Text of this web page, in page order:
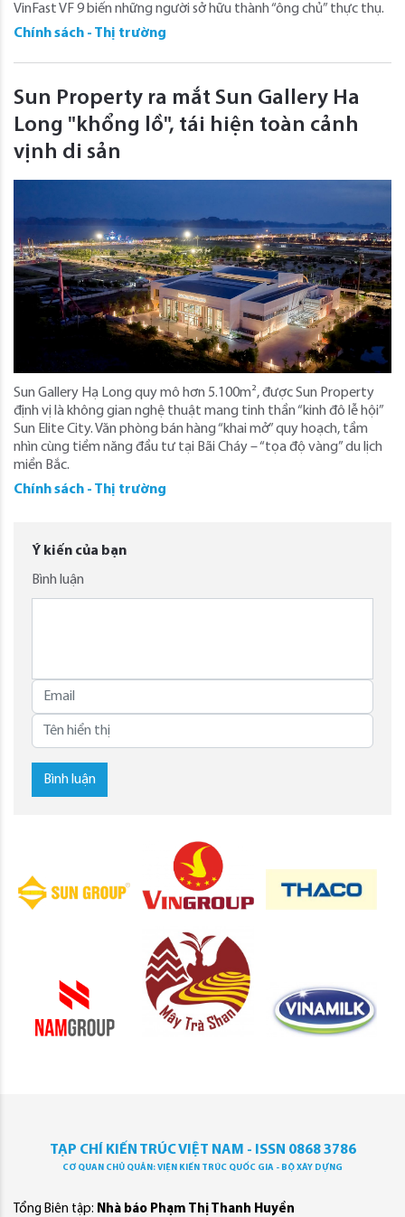
VinFast VF 9 biến những người sở hữu thành “ông chủ” thực thụ.
Chính sách - Thị trường
Sun Property ra mắt Sun Gallery Ha
Long "khổng lồ", tái hiện toàn cảnh
vịnh di sản
Sun Gallery Hạ Long quy mô hơn 5.100m², được Sun Property
định vị là không gian nghệ thuật mang tinh thần “kinh đô lễ hội”
Sun Elite City. Văn phòng bán hàng “khai mở” quy hoạch, tầm
nhìn cùng tiềm năng đầu tư tại Bãi Cháy – “tọa độ vàng” du lịch
miền Bắc.
Chính sách - Thị trường
Ý kiến của bạn
Bình luận
Bình luận
TẠP CHÍ KIẾN TRÚC VIỆT NAM - ISSN 0868 3786
CƠ QUAN CHỦ QUẢN: VIỆN KIẾN TRÚC QUỐC GIA - BỘ XÂY DỰNG
Tổng Biên tập: Nhà báo Phạm Thị Thanh Huyền